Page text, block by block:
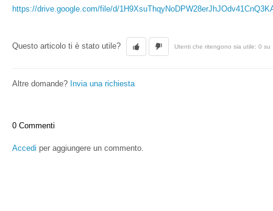
https://drive.google.com/file/d/
Questo articolo ti è stato utile? Utenti che ritengono sia utile: 0 su
Altre domande? Invia una richiesta
0 Commenti
Accedi per aggiungere un commento.